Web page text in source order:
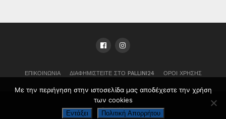
ΕΠΙΚΟΙΝΩΝΊΑ ΔΙΑΦΗΜΙΣΤΕΊΤΕ ΣΤΟ PALLINI24 ΌΡΟΙ ΧΡΉΣΗΣ
Pallini24
Με την περιήγηση στην ιστοσελίδα μας αποδέχεστε την χρήση
των cookies
Εντάξει Πολιτική Απορρήτου